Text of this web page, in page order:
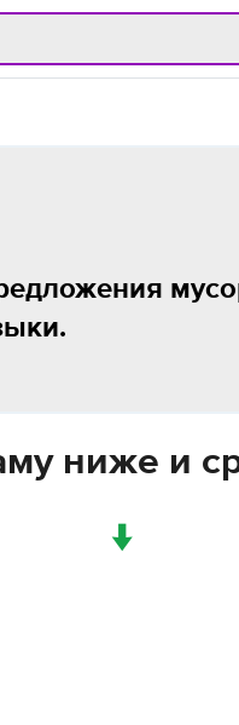
ниже и
↓